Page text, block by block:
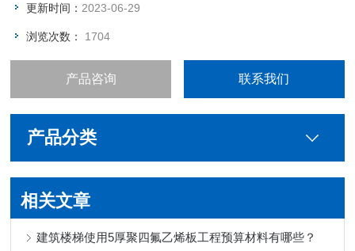
更新时间： 2023-06-29
浏览次数： 1704
产品咨询 联系我们
产品分类
相关文章
建筑楼梯使用5厚聚四氟乙烯板工程预算材料有哪些？